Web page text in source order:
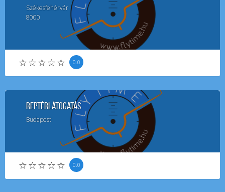
Székesfehérvár
8000
0.0
Reptérlátogatás
Budapest
0.0